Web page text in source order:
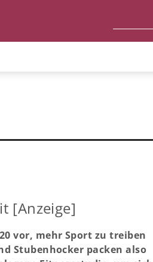
[Anzeige]
vor, mehr Sport zu treiben
Stubenhocker packen also